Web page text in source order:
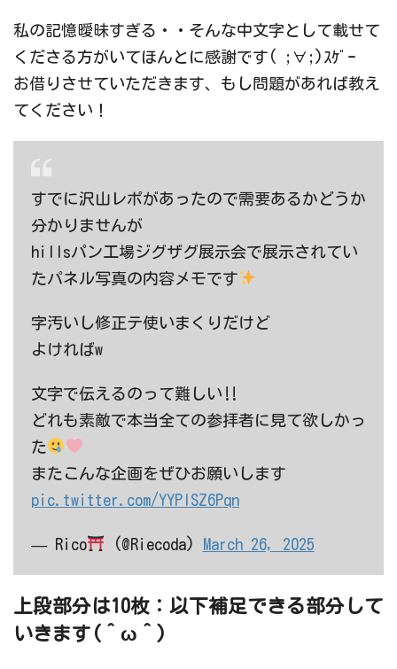
私の記憶曖昧すぎる・・そんな中文字として載せて
くださる方がいてほんとに感謝です( ;∀;)ｽｹﾞｰ
お借りさせていただきます、もし問題があれば教え
てください！
すでに沢山レポがあったので需要あるかどうか
分かりませんが
hillsパン工場ジグザグ展示会で展示されてい
たパネル写真の内容メモです
字汚いし修正テ使いまくりだけど
よければw
文字で伝えるのって難しい‼︎
どれも素敵で本当全ての参拝者に見て欲しかっ
た
またこんな企画をぜひお願いします
pic.twitter.com/YYPlSZ6Pqn
— Rico (@Riecoda) March 26, 2025
上段部分は10枚：以下補足できる部分して
いきます(＾ω＾)